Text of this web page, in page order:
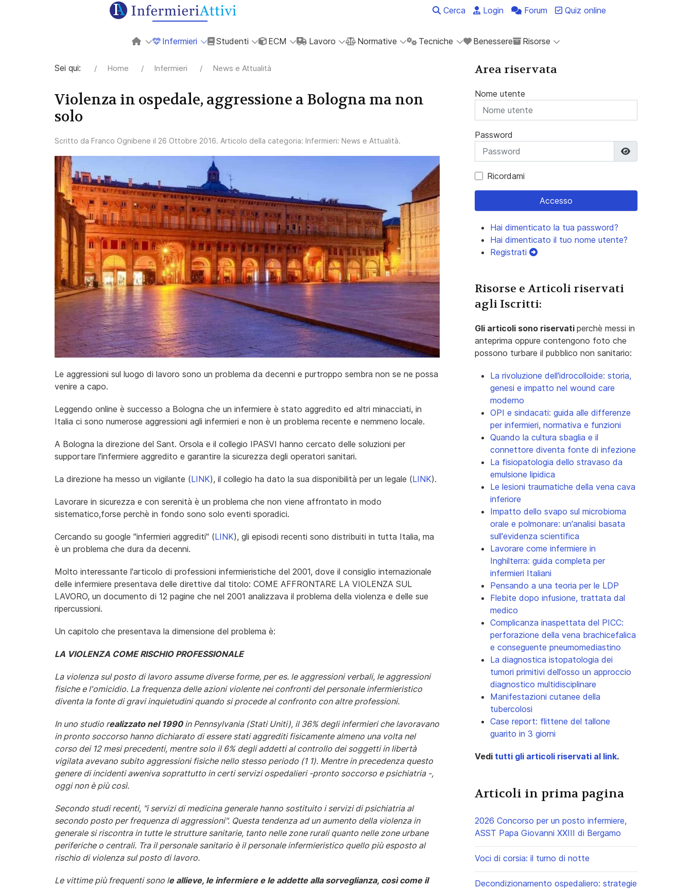
Cerca Login Forum Quiz online
Infermieri Studenti ECM Lavoro Normative Tecniche Benessere Risorse
Sei qui: Home Infermieri News e Attualità
Violenza in ospedale, aggressione a Bologna ma non
solo
Scritto da Franco Ognibene il 26 Ottobre 2016. Articolo della categoria: Infermieri: News e Attualità.
Le aggressioni sul luogo di lavoro sono un problema da decenni e purtroppo sembra non se ne possa
venire a capo.
Leggendo online è successo a Bologna che un infermiere è stato aggredito ed altri minacciati, in
Italia ci sono numerose aggressioni agli infermieri e non è un problema recente e nemmeno locale.
A Bologna la direzione del Sant. Orsola e il collegio IPASVI hanno cercato delle soluzioni per
supportare l'infermiere aggredito e garantire la sicurezza degli operatori sanitari.
La direzione ha messo un vigilante (LINK), il collegio ha dato la sua disponibilità per un legale (LINK).
Lavorare in sicurezza e con serenità è un problema che non viene affrontato in modo
sistematico,forse perchè in fondo sono solo eventi sporadici.
Cercando su google "infermieri aggrediti" (LINK), gli episodi recenti sono distribuiti in tutta Italia, ma
è un problema che dura da decenni.
Molto interessante l'articolo di professioni infermieristiche del 2001, dove il consiglio internazionale
delle infermiere presentava delle direttive dal titolo: COME AFFRONTARE LA VIOLENZA SUL
LAVORO, un documento di 12 pagine che nel 2001 analizzava il problema della violenza e delle sue
ripercussioni.
Un capitolo che presentava la dimensione del problema è:
LA VIOLENZA COME RISCHIO PROFESSIONALE
La violenza sul posto di lavoro assume diverse forme, per es. le aggressioni verbali, le aggressioni
fisiche e l'omicidio. La frequenza delle azioni violente nei confronti del personale infermieristico
diventa la fonte di gravi inquietudini quando si procede al confronto con altre professioni.
In uno studio realizzato nel 1990in Pennsylvania (Stati Uniti), il 36% degli infermieri che lavoravano
in pronto soccorso hanno dichiarato di essere stati aggrediti fisicamente almeno una volta nel
corso dei 12 mesi precedenti, mentre solo il 6% degli addetti al controllo dei soggetti in libertà
vigilata avevano subito aggressioni fisiche nello stesso periodo (1 1). Mentre in precedenza questo
genere di incidenti aweniva soprattutto in certi servizi ospedalieri -pronto soccorso e psichiatria -,
oggi non è più così.
Secondo studi recenti, "i servizi di medicina generale hanno sostituito i servizi di psichiatria al
secondo posto per frequenza di aggressioni". Questa tendenza ad un aumento della violenza in
generale si riscontra in tutte le strutture sanitarie, tanto nelle zone rurali quanto nelle zone urbane
periferiche o centrali. Tra il personale sanitario è il personale infermieristico quello più esposto al
rischio di violenza sul posto di lavoro.
Le vittime più frequenti sono le allieve, le infermiere e le addette alla sorveglianza, così come il
Area riservata
Nome utente
Password
Ricordami
Accesso
Hai dimenticato la tua password?
Hai dimenticato il tuo nome utente?
Registrati
Risorse e Articoli riservati
agli Iscritti:
Gli articoli sono riservati perchè messi in
anteprima oppure contengono foto che
possono turbare il pubblico non sanitario:
La rivoluzione dell'idrocolloide: storia,
genesi e impatto nel wound care
moderno
OPI e sindacati: guida alle differenze
per infermieri, normativa e funzioni
Quando la cultura sbaglia e il
connettore diventa fonte di infezione
La fisiopatologia dello stravaso da
emulsione lipidica
Le lesioni traumatiche della vena cava
inferiore
Impatto dello svapo sul microbioma
orale e polmonare: un'analisi basata
sull'evidenza scientifica
Lavorare come infermiere in
Inghilterra: guida completa per
infermieri Italiani
Pensando a una teoria per le LDP
Flebite dopo infusione, trattata dal
medico
Complicanza inaspettata del PICC:
perforazione della vena brachicefalica
e conseguente pneumomediastino
La diagnostica istopatologia dei
tumori primitivi dell’osso un approccio
diagnostico multidisciplinare
Manifestazioni cutanee della
tubercolosi
Case report: flittene del tallone
guarito in 3 giorni
Vedi tutti gli articoli riservati al link.
Articoli in prima pagina
2026 Concorso per un posto infermiere,
ASST Papa Giovanni XXIII di Bergamo
Voci di corsia: il turno di notte
Decondizionamento ospedaliero: strategie